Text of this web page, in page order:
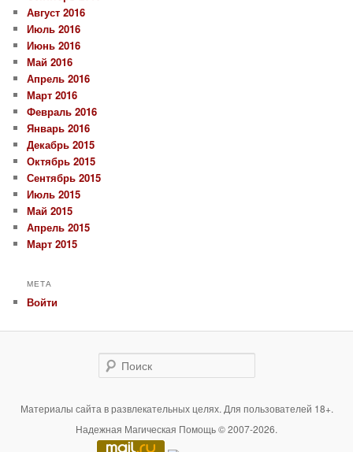
Август 2016
Июль 2016
Июнь 2016
Май 2016
Апрель 2016
Март 2016
Февраль 2016
Январь 2016
Декабрь 2015
Октябрь 2015
Сентябрь 2015
Июль 2015
Май 2015
Апрель 2015
Март 2015
МЕТА
Войти
Поиск
Материалы сайта в развлекательных целях. Для пользователей 18+.
Надежная Магическая Помощь © 2007-2026.